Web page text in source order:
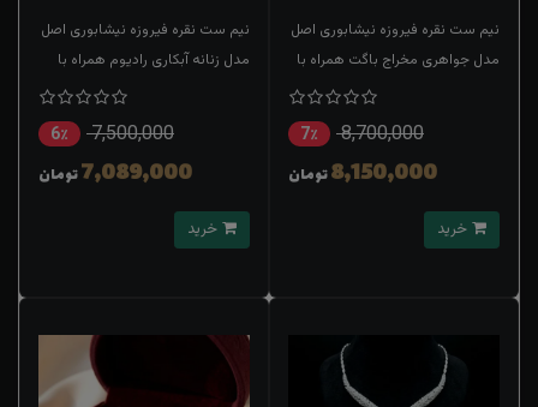
نیم ست نقره فیروزه نیشابوری اصل
مدل جواهری مخراج باگت همراه با
8,700,000 7٪
8,150,000تومان
نیم ست نقره فیروزه نیشابوری اصل
مدل زنانه آبکاری رادیوم همراه با
7,500,000 6٪
7,089,000تومان